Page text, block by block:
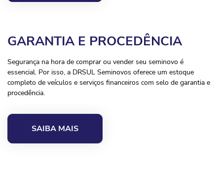
GARANTIA E PROCEDÊNCIA
Segurança na hora de comprar ou vender seu seminovo é
essencial. Por isso, a DRSUL Seminovos oferece um estoque
completo de veículos e serviços financeiros com selo de garantia e
procedência.
SAIBA MAIS